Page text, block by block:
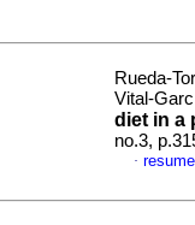
Rueda-
Vital-
diet in a
no.3,
·